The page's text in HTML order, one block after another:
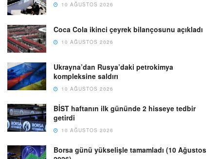
10 AĞUSTOS 2026
Coca Cola ikinci çeyrek bilançosunu açıkladı
10 AĞUSTOS 2026
Ukrayna’dan Rusya’daki petrokimya
kompleksine saldırı
10 AĞUSTOS 2026
BİST haftanın ilk gününde 2 hisseye tedbir
getirdi
10 AĞUSTOS 2026
Borsa günü yükselişle tamamladı (10 Ağustos